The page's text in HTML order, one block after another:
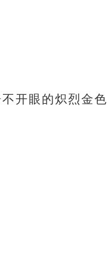
开眼的炽烈金色